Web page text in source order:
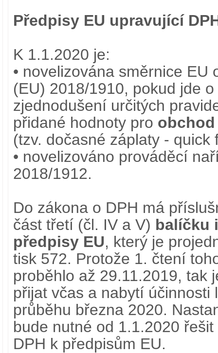
Předpisy EU upravující
K 1.1.2020 je:
• novelizována směrnice EU
(EU) 2018/1910, pokud jde
zjednodušení určitých
přidané hodnoty pro
(tzv. dočasné záplaty - quick
• novelizováno prováděcí
2018/1912.
Do zákona o DPH má
část třetí (čl. IV a V) balíčku
předpisy EU, který je
tisk 572. Protože 1. čtení
proběhlo až 29.11.2019, tak
přijat včas a nabytí účinnosti
průběhu března 2020.
bude nutné od 1.1.2020
DPH k předpisům EU.